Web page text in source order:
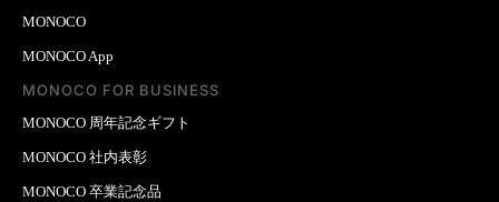
MONOCO
MONOCO App
MONOCO FOR BUSINESS
MONOCO 周年記念ギフト
MONOCO 社内表彰
MONOCO 卒業記念品